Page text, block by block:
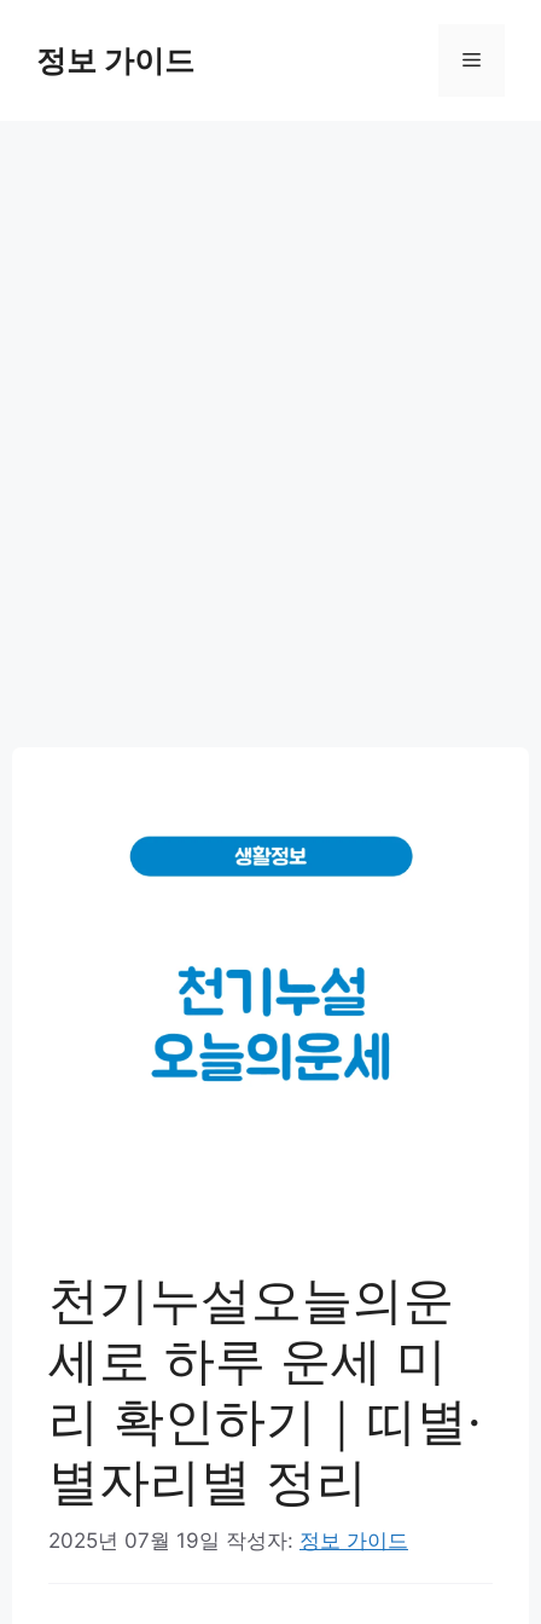
정보 가이드 메
천기누설오늘의운
세로 하루 운세 미
리 확인하기｜띠별·
별자리별 정리
2025년 07월 19일 작성자: 정보 가이드